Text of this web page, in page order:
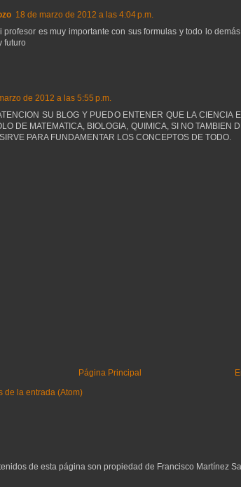
18 de marzo de 2012 a las 4:04 p.m.
profesor es muy importante con sus formulas y todo lo
futuro
de 2012 a las 5:55 p.m.
SU BLOG Y PUEDO ENTENER QUE LA CIENCIA
DE MATEMATICA, BIOLOGIA, QUIMICA, SI NO TAMBIEN
PARA FUNDAMENTAR LOS CONCEPTOS DE TODO.
Página Principal
de la entrada (Atom)
de esta página son propiedad de Francisco Martínez